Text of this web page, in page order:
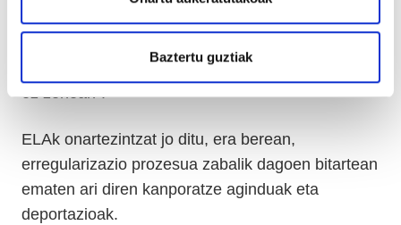
Baztertu guztiak
ELAk adierazi duenez, erregularizazio prozesuan
zieten “modu erabat arbitrarioan eta beharrezkoa
ez zenean”.
ELAk onartezintzat jo ditu, era berean,
erregularizazio prozesua zabalik dagoen bitartean
ematen ari diren kanporatze aginduak eta
deportazioak.